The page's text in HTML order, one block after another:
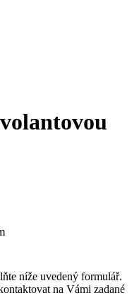
níže uvedený formulář.
na Vámi zadané